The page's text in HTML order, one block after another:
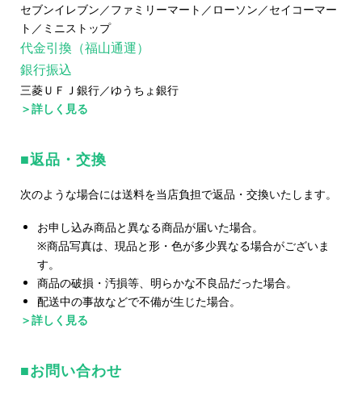
セブンイレブン／ファミリーマート／ローソン／セイコーマー
ト／ミニストップ
代金引換（福山通運）
銀行振込
三菱ＵＦＪ銀行／ゆうちょ銀行
＞詳しく見る
返品・交換
次のような場合には送料を当店負担で返品・交換いたします。
お申し込み商品と異なる商品が届いた場合。
※商品写真は、現品と形・色が多少異なる場合がございま
す。
商品の破損・汚損等、明らかな不良品だった場合。
配送中の事故などで不備が生じた場合。
＞詳しく見る
お問い合わせ